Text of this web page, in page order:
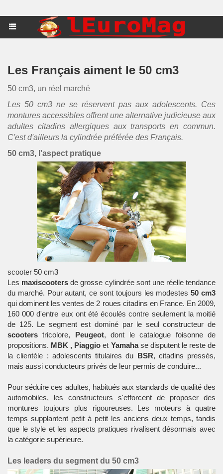
Les Français aiment le 50 cm3
50 cm3, un réel marché
Les 50 cm3 ne se réservent pas aux adolescents. Ces
montures accessibles offrent une alternative judicieuse aux
adultes citadins allergiques aux transports en commun.
C'est d'ailleurs la cylindrée préférée des Français.
50 cm3, l'aspect pratique
scooter 50 cm3
Les maxiscooters de grosse cylindrée sont une réelle tendance
du marché. Pour autant, ce sont toujours les modestes50 cm3
qui dominent les ventes de 2 roues citadins en France. En 2009,
160 000 d'entre eux ont été écoulés contre seulement la moitié
de 125. Le segment est dominé par le seul constructeur de
scooters tricolore, Peugeot, dont le catalogue foisonne de
propositions. MBK , Piaggio et Yamahase disputent le reste de
la clientèle : adolescents titulaires du BSR, citadins pressés,
mais aussi conducteurs privés de leur permis de conduire...
Pour séduire ces adultes, habitués aux standards de qualité des
automobiles, les constructeurs s'efforcent de proposer des
montures toujours plus rigoureuses. Les moteurs à quatre
temps supplantent petit à petit les anciens deux temps, tandis
que le style et les aspects pratiques rivalisent désormais avec
la catégorie supérieure.
Les leaders du segment du 50 cm3